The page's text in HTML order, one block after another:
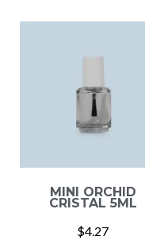
MINI ORCHID
CRISTAL 5ML
$4.27